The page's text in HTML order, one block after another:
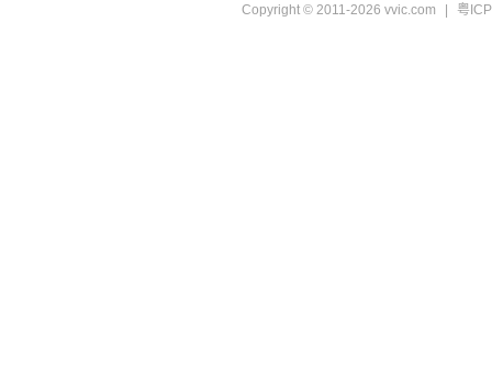
Copyright © 2011-2026 vvic.com | 粤